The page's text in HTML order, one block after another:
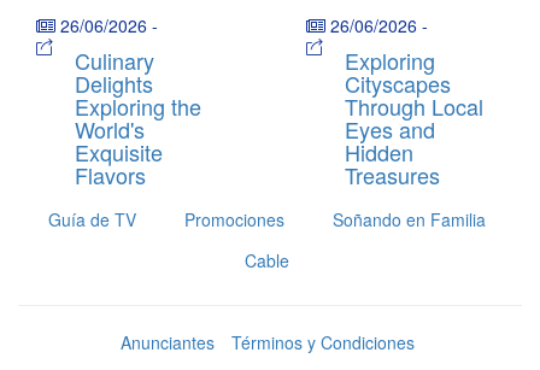
26/06/2026 -
Culinary
Delights
Exploring the
World's
Exquisite
Flavors
26/06/2026 -
Exploring
Cityscapes
Through Local
Eyes and
Hidden
Treasures
Guía de TV Promociones
Soñando en Familia
Cable
Anunciantes Términos y Condiciones